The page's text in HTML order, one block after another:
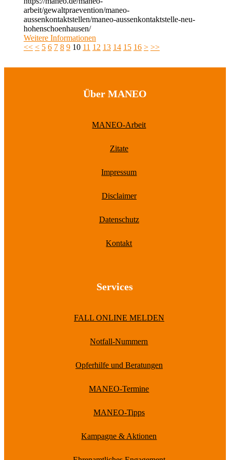
arbeit/gewaltpraevention/maneo-
aussenkontaktstellen/maneo-aussenkontaktstelle-neu-
hohenschoenhausen/
Weitere Informationen
<< < 5 6 7 8 9 10 11 12 13 14 15 16 > >>
Über MANEO
MANEO-Arbeit
Zitate
Impressum
Disclaimer
Datenschutz
Kontakt
Services
FALL ONLINE MELDEN
Notfall-Nummern
Opferhilfe und Beratungen
MANEO-Termine
MANEO-Tipps
Kampagne & Aktionen